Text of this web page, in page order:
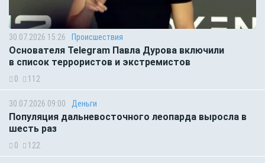
30.07.2026 15:26 Происшествия
Основателя Telegram Павла Дурова включили
в список террористов и экстремистов
0 112
30.07.2026 09:00 Деньги
Популяция дальневосточного леопарда выросла в
шесть раз
0 122